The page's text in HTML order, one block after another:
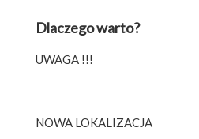
Dlaczego warto?
UWAGA !!!
NOWA LOKALIZACJA